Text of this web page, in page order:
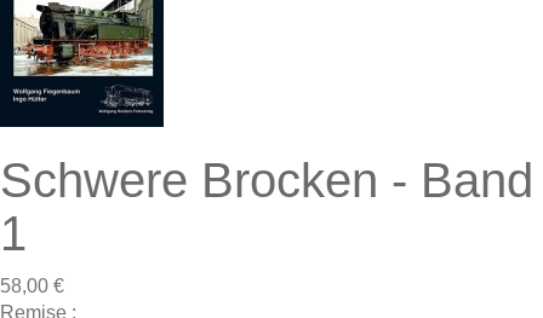
Schwere Brocken - Band
1
58,00 €
Remise :